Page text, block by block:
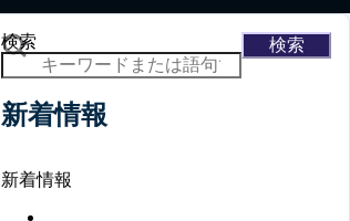
検索
新着情報
新着情報